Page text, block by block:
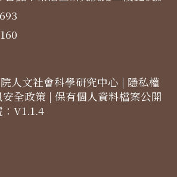
人文社會科學研究中心 | 隱私權
安全政策 | 保有個人資料檔案公開
：V1.1.4